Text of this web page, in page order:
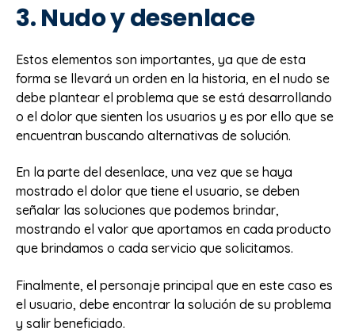
3. Nudo y desenlace
Estos elementos son importantes, ya que de esta
forma se llevará un orden en la historia, en el nudo se
debe plantear el problema que se está desarrollando
o el dolor que sienten los usuarios y es por ello que se
encuentran buscando alternativas de solución.
En la parte del desenlace, una vez que se haya
mostrado el dolor que tiene el usuario, se deben
señalar las soluciones que podemos brindar,
mostrando el valor que aportamos en cada producto
que brindamos o cada servicio que solicitamos.
Finalmente, el personaje principal que en este caso es
el usuario, debe encontrar la solución de su problema
y salir beneficiado.